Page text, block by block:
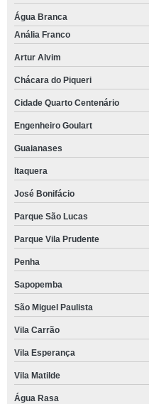
Água Branca
Anália Franco
Artur Alvim
Chácara do Piqueri
Cidade Quarto Centenário
Engenheiro Goulart
Guaianases
Itaquera
José Bonifácio
Parque São Lucas
Parque Vila Prudente
Penha
Sapopemba
São Miguel Paulista
Vila Carrão
Vila Esperança
Vila Matilde
Água Rasa